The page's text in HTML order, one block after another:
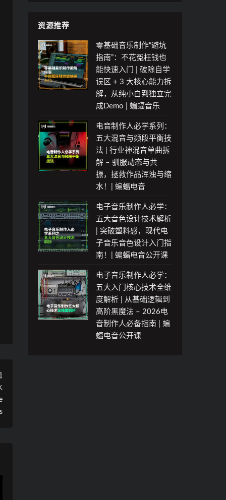
资源推荐
零基础音乐制作“避坑
指南”：不花冤枉钱也
能快速入门 | 破除自学
误区 + 3 大核心能力拆
解，从纯小白到独立完
成Demo | 蝙蝠音乐
电音制作人必学系列：
五大混音与频段平衡技
法 | 行业神混音单曲拆
解 – 驯服动态与共
振，拯救作品浑浊与缩
水！| 蝙蝠电音
电子音乐制作人必学：
五大音色设计技术解析
| 突破塑料感，现代电
子音乐音色设计入门指
南！| 蝙蝠电音公开课
电子音乐制作人必学：
五大入门核心技术全维
度解析 | 从基础逻辑到
高阶黑魔法 – 2026电
音制作人必备指南 | 蝙
蝠电音公开课